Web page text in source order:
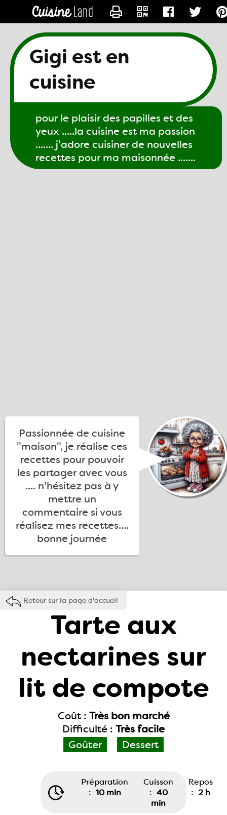
Gigi est en
cuisine
pour le plaisir des papilles et des
yeux .....la cuisine est ma passion
....... j'adore cuisiner de nouvelles
recettes pour ma maisonnée .......
Passionnée de cuisine
"maison", je réalise ces
recettes pour pouvoir
les partager avec vous
.... n'hésitez pas à y
mettre un
commentaire si vous
réalisez mes recettes....
bonne journée
Retour sur la page d'accueil
Tarte aux
nectarines sur
lit de compote
Coût : Très bon marché
Difficulté : Très facile
Goûter
Dessert
Préparation
: 10 min
Cuisson
: 40
min
Repos
: 2 h
CONTACTER GIGI61